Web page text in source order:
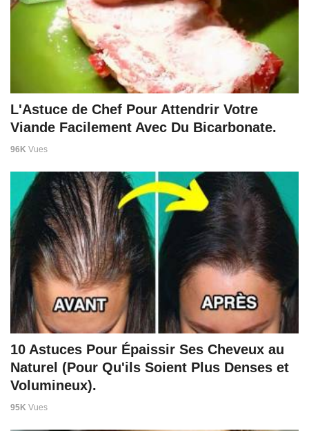
L'Astuce de Chef Pour Attendrir Votre
Viande Facilement Avec Du Bicarbonate.
96K Vues
10 Astuces Pour Épaissir Ses Cheveux au
Naturel (Pour Qu'ils Soient Plus Denses et
Volumineux).
95K Vues